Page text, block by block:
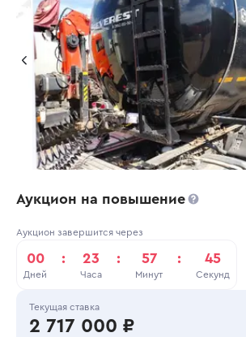
Аукцион на повышение
Аукцион завершится через
00
Дней
: 23
Часа
: 57
Минут
: 45
Секунд
Текущая ставка
2 717 000 ₽